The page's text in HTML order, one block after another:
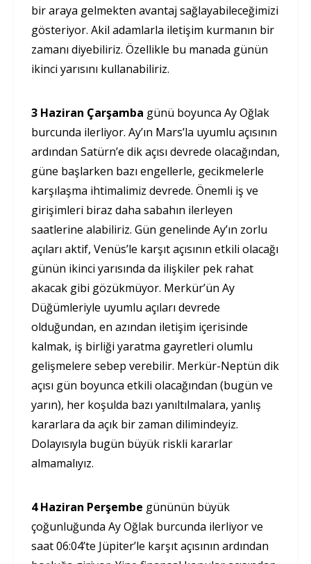
bir araya gelmekten avantaj sağlayabileceğimizi
gösteriyor. Akil adamlarla iletişim kurmanın bir
zamanı diyebiliriz. Özellikle bu manada günün
ikinci yarısını kullanabiliriz.
3 Haziran Çarşamba günü boyunca Ay Oğlak
burcunda ilerliyor. Ay’ın Mars’la uyumlu açısının
ardından Satürn’e dik açısı devrede olacağından,
güne başlarken bazı engellerle, gecikmelerle
karşılaşma ihtimalimiz devrede. Önemli iş ve
girişimleri biraz daha sabahın ilerleyen
saatlerine alabiliriz. Gün genelinde Ay’ın zorlu
açıları aktif, Venüs’le karşıt açısının etkili olacağı
günün ikinci yarısında da ilişkiler pek rahat
akacak gibi gözükmüyor. Merkür’ün Ay
Düğümleriyle uyumlu açıları devrede
olduğundan, en azından iletişim içerisinde
kalmak, iş birliği yaratma gayretleri olumlu
gelişmelere sebep verebilir. Merkür-Neptün dik
açısı gün boyunca etkili olacağından (bugün ve
yarın), her koşulda bazı yanıltılmalara, yanlış
kararlara da açık bir zaman dilimindeyiz.
Dolayısıyla bugün büyük riskli kararlar
almamalıyız.
4 Haziran Perşembe gününün büyük
çoğunluğunda Ay Oğlak burcunda ilerliyor ve
saat 06:04’te Jüpiter’le karşıt açısının ardından